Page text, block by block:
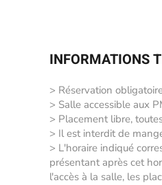
INFORMATIONS
> Réservation
> Salle accessible aux
> Placement libre,
> Il est interdit de
> L'horaire indiqué
présentant après cet
l'accès à la salle, les